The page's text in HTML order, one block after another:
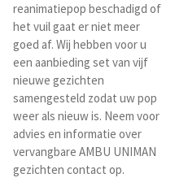
reanimatiepop beschadigd of
het vuil gaat er niet meer
goed af. Wij hebben voor u
een aanbieding set van vijf
nieuwe gezichten
samengesteld zodat uw pop
weer als nieuw is. Neem voor
advies en informatie over
vervangbare AMBU UNIMAN
gezichten contact op.